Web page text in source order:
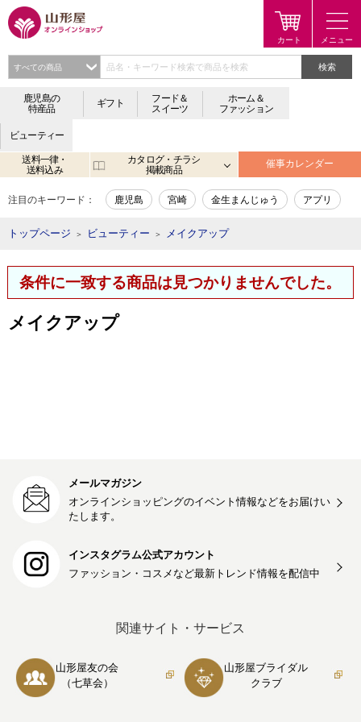
検索
鹿児島の
特産品
ギフト
フード＆
スイーツ
ホーム＆
ファッション
ビューティー
送料一律・
送料込み
カタログ・チラシ
掲載商品
催事カレンダー
注目のキーワード： 鹿児島 宮崎 金生まんじゅう アプリ
トップページ ＞ ビューティー ＞ メイクアップ
条件に一致する商品は見つかりませんでした。
メイクアップ
メールマガジン
オンラインショッピングのイベント情報などをお届けい
たします。
インスタグラム公式アカウント
ファッション・コスメなど最新トレンド情報を配信中
関連サイト・サービス
山形屋友の会
（七草会）
山形屋ブライダル
クラブ